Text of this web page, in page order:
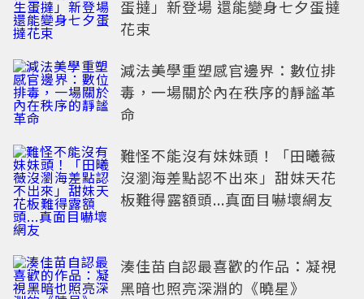
蛋撻」新登場 還能變身七夕蛋撻
花束
減法美學重塑感官邊界：數位排
毒，一場關於內在秩序的靜謐革
命
難怪不能沒有妹妹頭！「田曦薇
沒瀏海差點認不出來」甜妹天花
板難得露額頭...真面目嚇壞網友
湊佳苗自認最喜歡的作品：凝視
黑暗也照亮深淵的《曉星》